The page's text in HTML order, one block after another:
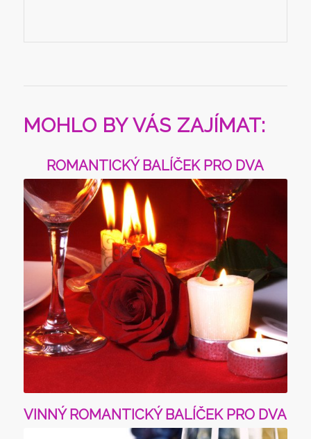
MOHLO BY VÁS ZAJÍMAT:
ROMANTICKÝ BALÍČEK PRO DVA
Podrobnosti
VINNÝ ROMANTICKÝ BALÍČEK PRO DVA